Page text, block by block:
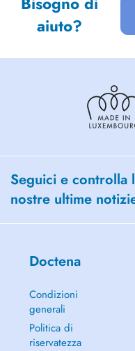
aiuto?
Seguici e controlla
nostre ultime
Doctena
Condizioni
generali
Politica di
riservatezza